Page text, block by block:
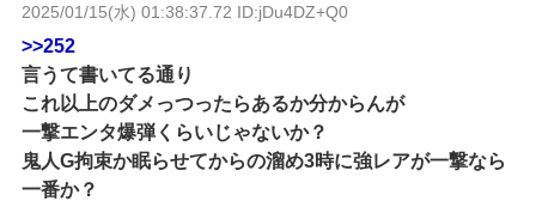
2025/01/15(水) 01:38:37.72 ID:jDu4DZ+Q0
>>252
言うて書いてる通り
これ以上のダメっつったらあるか分からんが
一撃エンタ爆弾くらいじゃないか？
鬼人G拘束か眠らせてからの溜め3時に強レアが一撃なら
一番か？